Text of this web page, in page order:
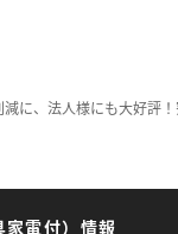
に、法人様にも大好評
電付）情報